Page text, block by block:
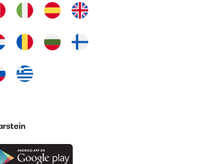
gleich.
- tatsächlich 12-16 schwankt auch so dahin
und keine Kaufempfehlung da das System
von der